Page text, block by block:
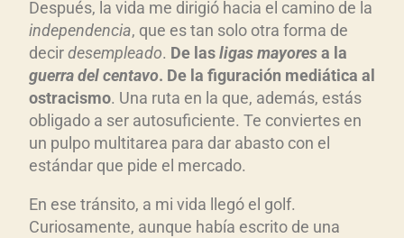
Después, la vida me dirigió hacia el camino de la
independencia, que es tan solo otra forma de
decirdesempleado. De lasligas mayoresa la
guerra del centavo. De la figuración mediática al
ostracismo. Una ruta en la que, además, estás
obligado a ser autosuficiente. Te conviertes en
un pulpo multitarea para dar abasto con el
estándar que pide el mercado.
En ese tránsito, a mi vida llegó el golf.
Curiosamente, aunque había escrito de una